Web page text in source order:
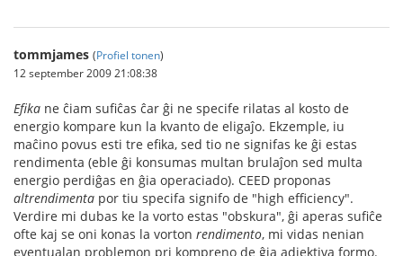
tommjames (Profiel tonen)
12 september 2009 21:08:38
Efika ne ĉiam sufiĉas ĉar ĝi ne specife rilatas al kosto de
energio kompare kun la kvanto de eligaĵo. Ekzemple, iu
maĉino povus esti tre efika, sed tio ne signifas ke ĝi estas
rendimenta (eble ĝi konsumas multan brulaĵon sed multa
energio perdiĝas en ĝia operaciado). CEED proponas
altrendimenta por tiu specifa signifo de "high efficiency".
Verdire mi dubas ke la vorto estas "obskura", ĝi aperas sufiĉe
ofte kaj se oni konas la vorton rendimento, mi vidas nenian
eventualan problemon pri kompreno de ĝia adjektiva formo.